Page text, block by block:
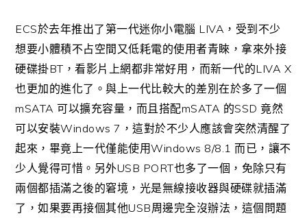
ECS於去年推出了第一代迷你小電腦 LIVA ，受到不少
想要小體積不占空間又低耗電的使用者青睞，拿來外接
硬碟掛BT ，看影片上網都非常好用，而新一代的LIVA X
也更加的進化了。與上一代比較大的差別在於多了一個
mSATA可以擴充容量，而且搭配mSATA 的SSD竟然
可以安裝Windows 7 ，這對於不少人應該會突然清醒了
起來，畢竟上一代僅能使用Windows 8/8.1而已，讓不
少人覺得可惜。另外USB PORT也多了一個，免除只有
兩個都插滿之後的窘境，光是無線接收器與硬碟就插滿
了，如果要再接個其他USB周邊完全沒辦法，這個問題